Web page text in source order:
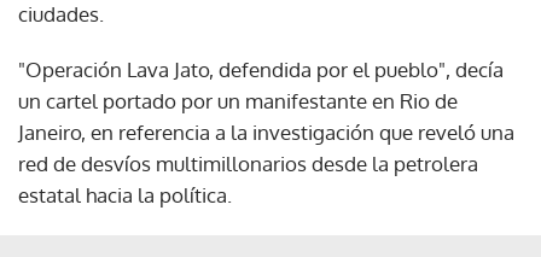
ciudades.
"Operación Lava Jato, defendida por el pueblo", decía
un cartel portado por un manifestante en Rio de
Janeiro, en referencia a la investigación que reveló una
red de desvíos multimillonarios desde la petrolera
estatal hacia la política.